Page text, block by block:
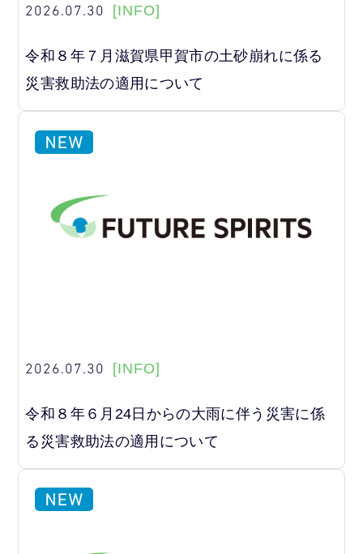
2026.07.30 [INFO]
令和８年７月滋賀県甲賀市の土砂崩れに係る
災害救助法の適用について
2026.07.30 [INFO]
令和８年６月24日からの大雨に伴う災害に係
る災害救助法の適用について